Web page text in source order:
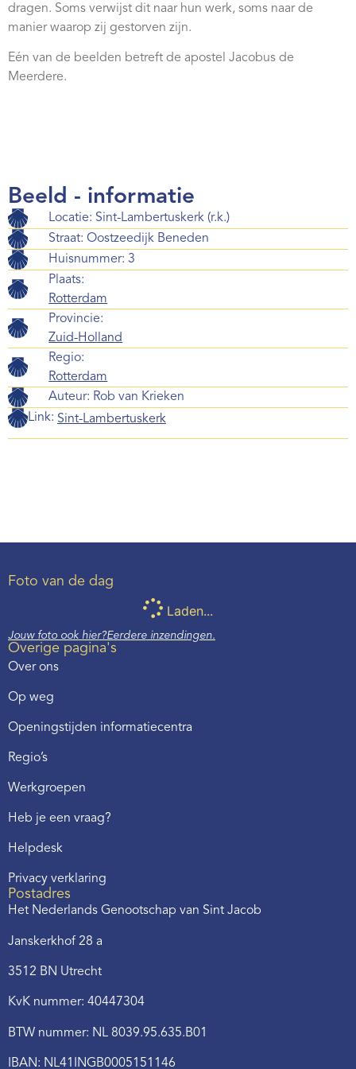
Webshop
dragen. Soms verwijst dit naar hun werk, soms naar de
manier waarop zij gestorven zijn.
Eén van de beelden betreft de apostel Jacobus de
Meerdere.
Beeld - informatie
Locatie: Sint-Lambertuskerk (r.k.)
Straat: Oostzeedijk Beneden
Huisnummer: 3
Plaats:
Rotterdam
Provincie:
Zuid-Holland
Regio:
Rotterdam
Auteur: Rob van Krieken
Link: Sint-Lambertuskerk
Foto van de dag
Laden...
Jouw foto ook hier?Eerdere inzendingen.
Overige pagina's
Over ons
Op weg
Openingstijden informatiecentra
Regio’s
Werkgroepen
Heb je een vraag?
Helpdesk
Privacy verklaring
Postadres
Het Nederlands Genootschap van Sint Jacob
Janskerkhof 28 a
3512 BN Utrecht
KvK nummer: 40447304
BTW nummer: NL 8039.95.635.B01
IBAN: NL41INGB0005151146